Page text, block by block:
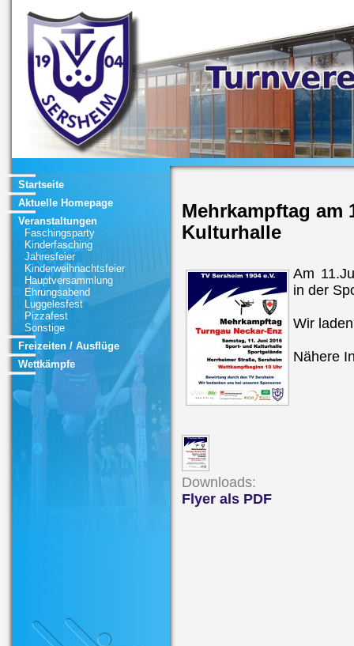
Startseite
Aktuelle Homepage
Veranstaltungen
Faschingsparty
Kinderfasching
Jahresfeier
Kinderweihnachtsfeier
Hauptversammlung
Ehrungsabend
Luggelesfest
Pizzafest
Sonstige
Freizeiten / Ausflüge
Wettkämpfe
Mehrkampftag am
Kulturhalle
Am
in der
Wir
Nähere
Downloads:
Flyer als PDF